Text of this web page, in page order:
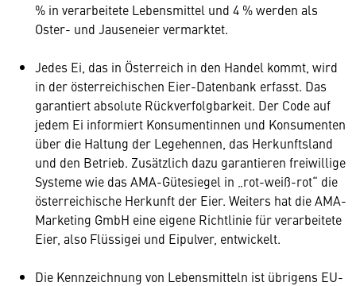
% in verarbeitete Lebensmittel und 4 % werden als
Oster- und Jauseneier vermarktet.
Jedes Ei, das in Österreich in den Handel kommt, wird
in der österreichischen Eier-Datenbank erfasst. Das
garantiert absolute Rückverfolgbarkeit. Der Code auf
jedem Ei informiert Konsumentinnen und Konsumenten
über die Haltung der Legehennen, das Herkunftsland
und den Betrieb. Zusätzlich dazu garantieren freiwillige
Systeme wie das AMA-Gütesiegel in „rot-weiß-rot“ die
österreichische Herkunft der Eier. Weiters hat die AMA-
Marketing GmbH eine eigene Richtlinie für verarbeitete
Eier, also Flüssigei und Eipulver, entwickelt.
Die Kennzeichnung von Lebensmitteln ist übrigens EU-